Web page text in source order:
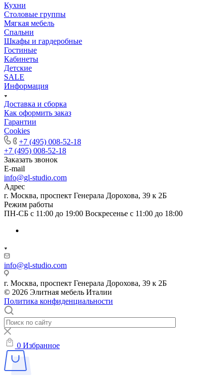
Кухни
Столовые группы
Мягкая мебель
Спальни
Шкафы и гардеробные
Гостиные
Кабинеты
Детские
SALE
Информация
Доставка и сборка
Как оформить заказ
Гapaнтии
Cookies
+7 (495) 008-52-18
+7 (495) 008-52-18
Заказать звонок
E-mail
info@gl-studio.com
Адрес
г. Москва, проспект Генерала Дорохова, 39 к 2Б
Режим работы
ПН-СБ с 11:00 до 19:00 Воскресенье с 11:00 до 18:00
info@gl-studio.com
г. Москва, проспект Генерала Дорохова, 39 к 2Б
© 2026 Элитнaя мeбeль Итaлии
Политика конфиденциальности
0 Избранное